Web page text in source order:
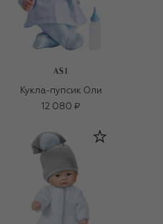
ASI
Кукла-пупсик Оли
12 080 ₽